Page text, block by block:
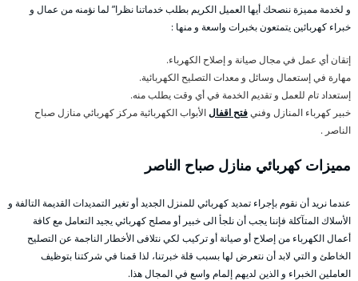
و لخدمة مميزة ننصحك أيها العميل الكريم بطلب خدماتنا نظرا” لما نؤمنه من عمال و
خبراء كهربائين يتمتعون بخبرات واسعة و منها :
إتقان أي عمل في مجال صيانة و إصلاح الكهرباء.
مهارة في إستعمال وسائل و معدات التصليح الكهربائية.
إستعداد تام للعمل و تقديم الخدمة في أي وقت يطلب منه.
خبير كهرباء المنازل وفنيفتح اقفالالأبواب الكهربائية مركز كهربائي منازل صباح
الناصر .
مميزات كهربائي منازل صباح الناصر
عندما نريد أن نقوم بإجراء تمديد كهربائي للمنزل الجديد أو تغير التمديدات القديمة التالفة و
الأسلاك المتآكلة فإننا يجب أن نلجأ الى خبير أو مصلح كهربائي يجيد التعامل مع كافة
أعمال الكهرباء من إصلاح أو صيانة أو تركيب لكي نتلافى الأخطار الناجمة عن التصليح
الخاطئ و التي لابد أن نتعرض لها بسبب قلة خبرتنا، لذا قمنا في شركتنا بتوظيف
العاملين الخبراء و الذين لديهم إلمام واسع في المجال هذا.